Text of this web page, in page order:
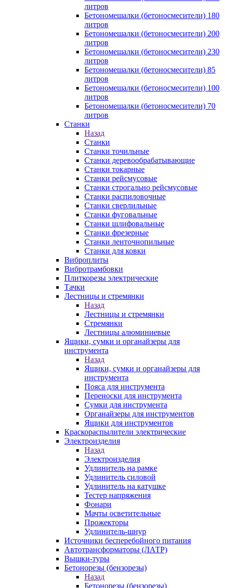
литров
Бетономешалки (бетоносмесители) 180
литров
Бетономешалки (бетоносмесители) 200
литров
Бетономешалки (бетоносмесители) 230
литров
Бетономешалки (бетоносмесители) 85
литров
Бетономешалки (бетоносмесители) 100
литров
Бетономешалки (бетоносмесители) 70
литров
Станки
Назад
Станки
Станки точильные
Станки деревообрабатывающие
Станки токарные
Станки рейсмусовые
Станки строгально рейсмусовые
Станки распиловочные
Станки сверлильные
Станки фуговальные
Станки шлифовальные
Станки фрезерные
Станки ленточнопильные
Станки для ковки
Виброплиты
Вибротрамбовки
Плиткорезы электрические
Тачки
Лестницы и стремянки
Назад
Лестницы и стремянки
Стремянки
Лестницы алюминиевые
Ящики, сумки и органайзеры для
инструмента
Назад
Ящики, сумки и органайзеры для
инструмента
Пояса для инструмента
Переноски для инструмента
Сумки для инструмента
Органайзеры для инструментов
Ящики для инструментов
Краскораспылители электрические
Электроизделия
Назад
Электроизделия
Удлинитель на рамке
Удлинитель силовой
Удлинитель на катушке
Тестер напряжения
Фонари
Мачты осветительные
Прожекторы
Удлинитель-шнур
Источники бесперебойного питания
Автотрансформаторы (ЛАТР)
Вышки-туры
Бетонорезы (бензорезы)
Назад
Бетонорезы (бензорезы)